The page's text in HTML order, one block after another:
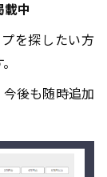
載中
を探したい方
後も随時追加